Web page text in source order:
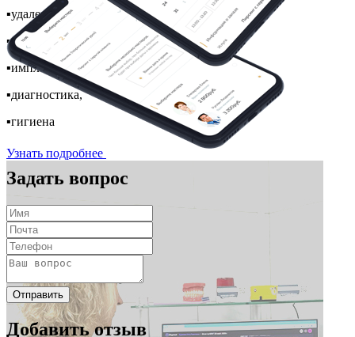
▪️удаление,
▪️лечение,
▪️импланты,
▪️диагностика,
▪️гигиена
Узнать подробнее
Задать вопрос
Отправить
Добавить отзыв